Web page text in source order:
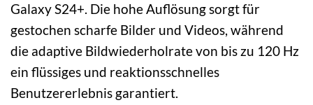
Galaxy S24+. Die hohe Auflösung sorgt für
gestochen scharfe Bilder und Videos, während
die adaptive Bildwiederholrate von bis zu 120 Hz
ein flüssiges und reaktionsschnelles
Benutzererlebnis garantiert.